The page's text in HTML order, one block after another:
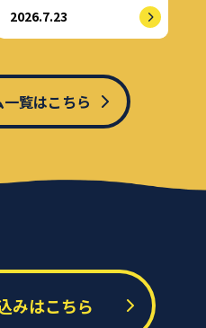
2026.7.23
覧はこちら
みはこちら